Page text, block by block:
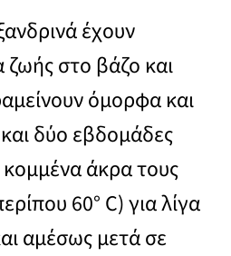
έχουν
ζωής στο βάζο και
όμορφα και
δύο εβδομάδες
άκρα τους
60° C) για λίγα
αμέσως μετά σε